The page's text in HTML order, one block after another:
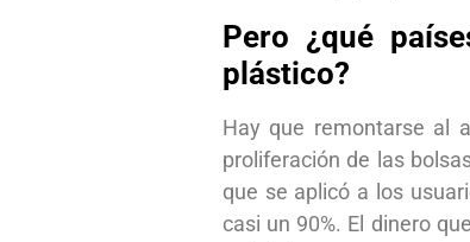
Pero ¿qué
plástico?
Hay que remontarse al
proliferación de las
que se aplicó a los
casi un 90%. El dinero